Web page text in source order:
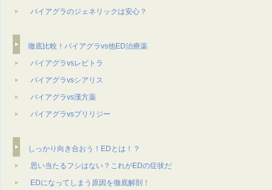
バイアグラのジェネリックは安心？
徹底比較！バイアグラvs他ED治療薬
バイアグラvsレビトラ
バイアグラvsシアリス
バイアグラvs漢方薬
バイアグラvsプリリジー
しっかり向き合おう！EDとは！？
思い当たるフシはない？これがEDの症状だ
EDになってしまう原因を徹底解剖！